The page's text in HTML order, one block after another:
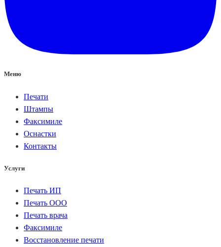
Меню
Печати
Штампы
Факсимиле
Оснастки
Контакты
Услуги
Печать ИП
Печать ООО
Печать врача
Факсимиле
Восстановление печати